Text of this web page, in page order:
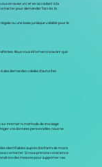
en avez un) et en accédant à la
pour demander l’accès, la
ou une base juridique valable pour le
Nous vous informerons avant que
des demandes valides d’autorités
sur Internet ni méthode de stockage
vos données personnelles, nous ne
identifiables auprès d’enfants de moins
contacter. Si nous prenons conscience
des mesures pour supprimer ces